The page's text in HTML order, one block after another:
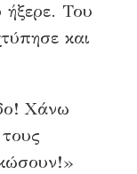
ήξερε. Του
και
Χάνω